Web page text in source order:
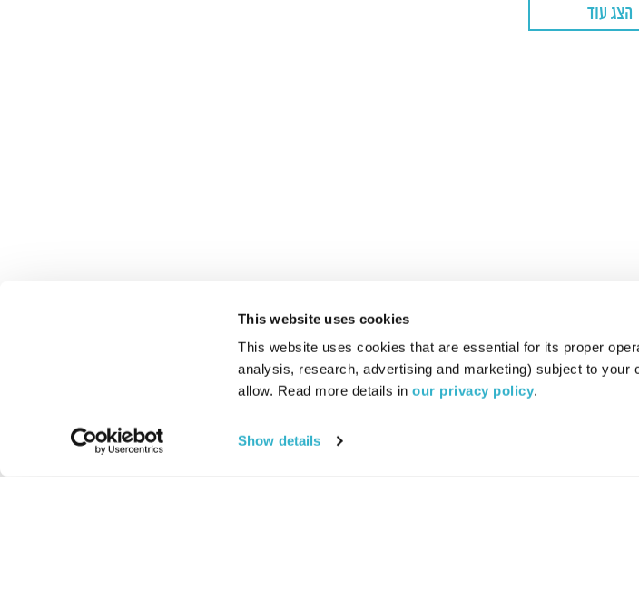
This website uses cookies
This website uses cookies that are essential for its proper
analysis, research, advertising and marketing) subject to your
allow. Read more details in our privacy policy.
Show details
הצג עוד